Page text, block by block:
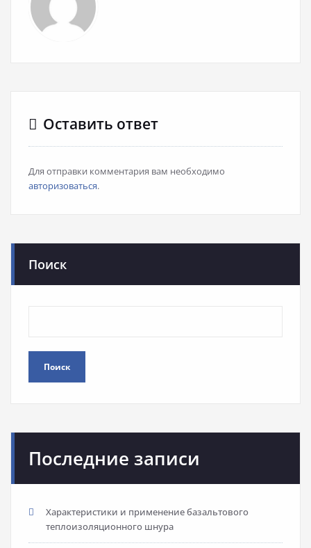
Оставить ответ
Для отправки комментария вам необходимо
авторизоваться.
Поиск
Поиск
Последние записи
Характеристики и применение базальтового
теплоизоляционного шнура